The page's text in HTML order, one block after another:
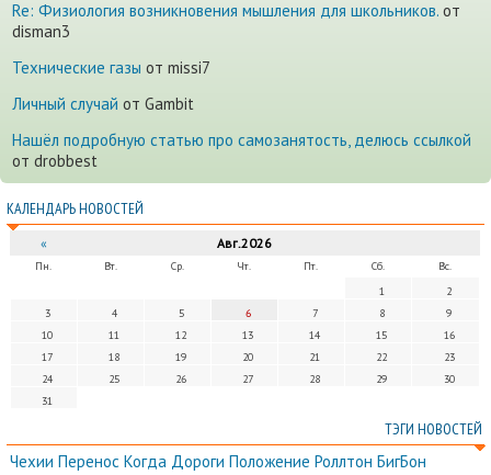
Re: Физиология возникновения мышления для школьников. от
disman3
Технические газы от missi7
Личный случай от Gambit
Нашёл подробную статью про самозанятость, делюсь ссылкой
от drobbest
КАЛЕНДАРЬ НОВОСТЕЙ
« Авг.2026
Пн. Вт. Ср. Чт. Пт. Сб.
Вс.
1
2
3
4 5 6 7 8
9
10
11 12 13 14 15
16
17
18 19 20 21 22
23
24
25 26 27 28 29
30
31
ТЭГИ НОВОСТЕЙ
Чехии Перенос Когда Дороги Положение Роллтон БигБон